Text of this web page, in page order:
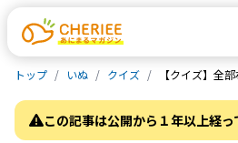
トップ いぬ クイズ 【クイズ】全
この記事は公開から１年以上経っ